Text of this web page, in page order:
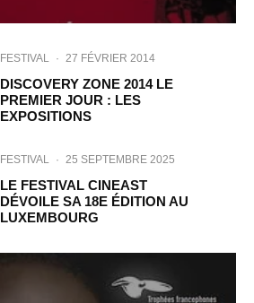
FESTIVAL · 27 FÉVRIER 2014
DISCOVERY ZONE 2014 LE
PREMIER JOUR : LES
EXPOSITIONS
FESTIVAL · 25 SEPTEMBRE 2025
LE FESTIVAL CINEAST
DÉVOILE SA 18E ÉDITION AU
LUXEMBOURG